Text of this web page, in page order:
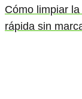
Cómo limpiar
rápida sin